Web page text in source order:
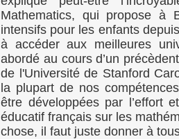
Mathematics, qui propose à
intensifs pour les enfants
à accéder aux meilleures
abordé au cours d’un
de l'Université de Stanford
la plupart de nos
être développées par l’effort
éducatif français sur les
chose, il faut juste donner à